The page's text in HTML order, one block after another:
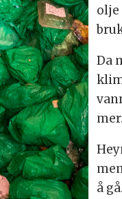
olje
Da
mer.
å gå.